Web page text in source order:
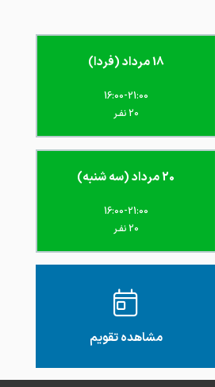
18 مرداد (فردا)
16:00-21:00
20 نفـر
20 مرداد (سه شنبه)
16:00-21:00
20 نفـر
مشاهده تقویم